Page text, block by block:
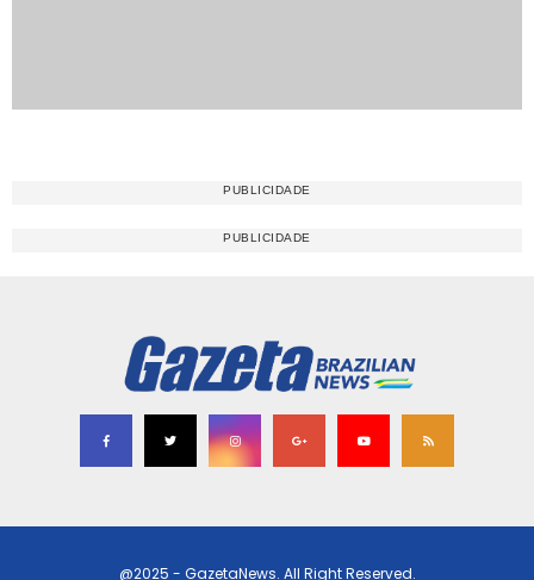
@2025 - GazetaNews. All Right Reserved.